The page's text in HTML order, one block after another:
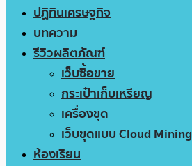
ปฏิทินเศรษฐกิจ
บทความ
รีวิวผลิตภัณฑ์
เว็บซื้อขาย
กระเป๋าเก็บเหรียญ
เครื่องขุด
เว็บขุดแบบ Cloud Mining
ห้องเรียน